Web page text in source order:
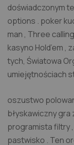
doświadczonym
options . poker
man , Three
kasyno Hold’em
tych, Światowa
umiejętnościach
oszustwo
błyskawiczny
programista filtry
pastwisko . Ten